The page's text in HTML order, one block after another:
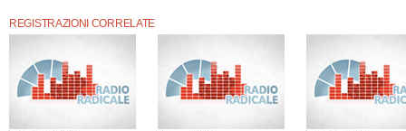
REGISTRAZIONI CORRELATE